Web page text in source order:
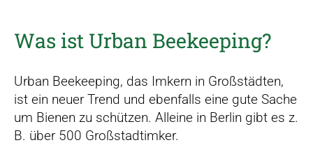
Was ist Urban Beekeeping?
Urban Beekeeping, das Imkern in Großstädten,
ist ein neuer Trend und ebenfalls eine gute Sache
um Bienen zu schützen. Alleine in Berlin gibt es z.
B. über 500 Großstadtimker.